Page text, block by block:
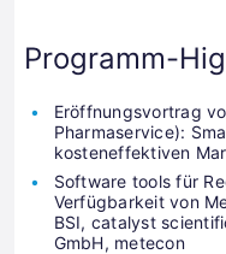
Programm-
Eröffnungsvortrag
Pharmaservice):
kosteneffektiven
Software tools für
Verfügbarkeit von
BSI, catalyst
GmbH, metecon